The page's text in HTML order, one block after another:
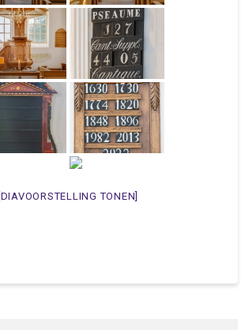
[DIAVOORSTELLING TONEN]